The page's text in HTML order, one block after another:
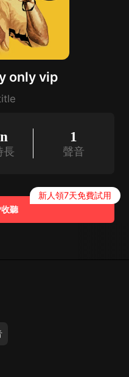
only vip
長
1
聲音
聽
新人領7天免費試用